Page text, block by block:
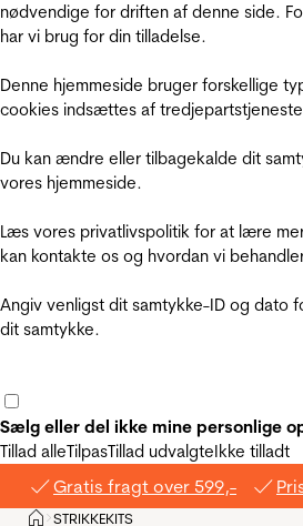
nødvendige for driften af denne side.
har vi brug for din tilladelse.
Denne hjemmeside bruger forskellige
cookies indsættes af
Du kan ændre eller tilbagekalde dit
vores hjemmeside.
Læs vores privatlivspolitik for at lære
kan kontakte os og hvordan vi
Angiv venligst dit samtykke-ID og dato
dit samtykke.
Sælg eller del ikke mine personlige
Tillad alleTilpasTillad udvalgteIkke tilladt
Gratis fragt over 599,-
Hjem
>STRIKKEKITS